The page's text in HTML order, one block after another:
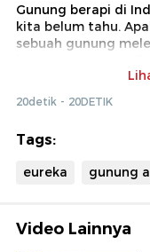
Gunung berapi di
kita belum tahu.
sebuah gunung
lengkapnya di
20detik - 20DETIK
Tags:
eureka gunung
Video Lainnya